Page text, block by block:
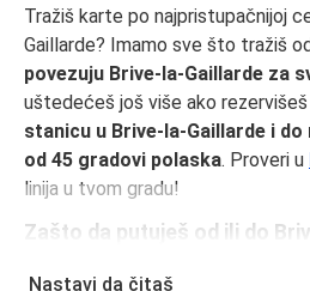
Tražiš karte po najpristupačnijoj
Gaillarde? Imamo sve što tražiš od
povezuju Brive-la-Gaillarde za
uštedećeš još više ako rezervišeš
stanicu u Brive-la-Gaillarde i
od 45 gradovi polaska. Proveri u
linija u tvom gradu!
Zašto da putuješ od ili do
Nastavi da čitaš